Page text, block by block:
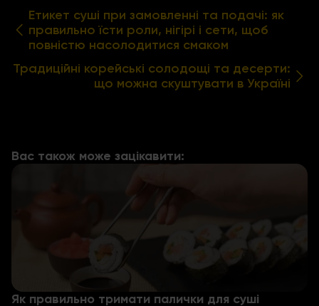
Етикет суші при замовленні та подачі: як
правильно їсти роли, нігірі і сети, щоб
повністю насолодитися смаком
Традиційні корейські солодощі та десерти:
що можна скуштувати в Україні
Вас також може зацікавити:
Як правильно тримати палички для суші